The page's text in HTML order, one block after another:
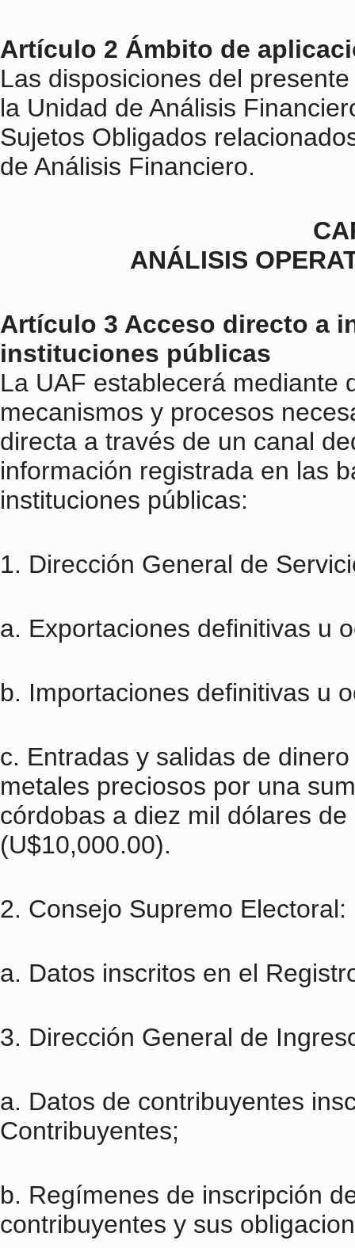
Artículo 2 Ámbito de
Las disposiciones del
la Unidad de Análisis
Sujetos Obligados
de Análisis Financiero.
ANÁLISIS
Artículo 3 Acceso directo a
instituciones públicas
La UAF establecerá mediante
mecanismos y procesos
directa a través de un canal
información registrada en las
instituciones públicas:
1. Dirección General de
a. Exportaciones definitivas u
b. Importaciones definitivas u
c. Entradas y salidas de
metales preciosos por una
córdobas a diez mil dólares
(U$10,000.00).
2. Consejo Supremo Electoral:
a. Datos inscritos en el
3. Dirección General de
a. Datos de contribuyentes
Contribuyentes;
b. Regímenes de inscripción
contribuyentes y sus